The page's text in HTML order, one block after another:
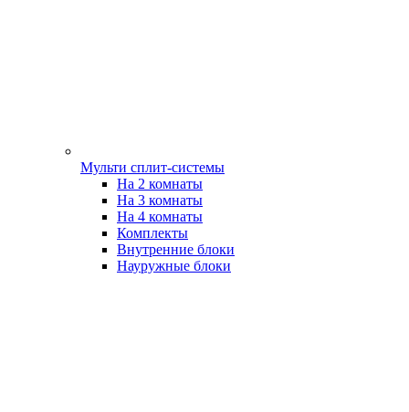
Мульти сплит-системы
На 2 комнаты
На 3 комнаты
На 4 комнаты
Комплекты
Внутренние блоки
Науружные блоки